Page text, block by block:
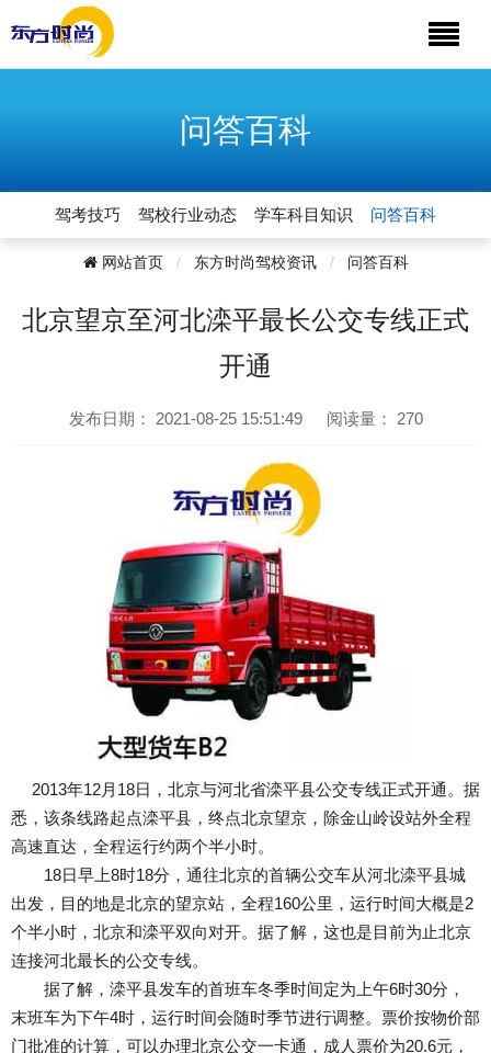
问答百科
驾考技巧 驾校行业动态 学车科目知识 问答百科
网站首页 东方时尚驾校资讯 问答百科
北京望京至河北滦平最长公交专线正式
开通
发布日期： 2021-08-25 15:51:49 阅读量： 270
2013年12月18日，北京与河北省滦平县公交专线正式开通。据
悉，该条线路起点滦平县，终点北京望京，除金山岭设站外全程
高速直达，全程运行约两个半小时。
18日早上8时18分，通往北京的首辆公交车从河北滦平县城
出发，目的地是北京的望京站，全程160公里，运行时间大概是2
个半小时，北京和滦平双向对开。据了解，这也是目前为止北京
连接河北最长的公交专线。
据了解，滦平县发车的首班车冬季时间定为上午6时30分，
末班车为下午4时，运行时间会随时季节进行调整。票价按物价部
门批准的计算，可以办理北京公交一卡通，成人票价为20.6元，